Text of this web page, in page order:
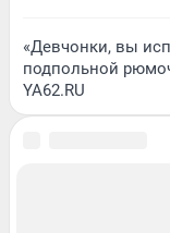
«Девчонки, вы
подпольной
YA62.RU